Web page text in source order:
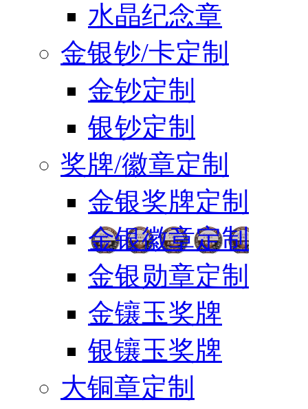
水晶纪念章
金银钞/卡定制
金钞定制
银钞定制
奖牌/徽章定制
金银奖牌定制
金银徽章定制
金银勋章定制
金镶玉奖牌
银镶玉奖牌
大铜章定制